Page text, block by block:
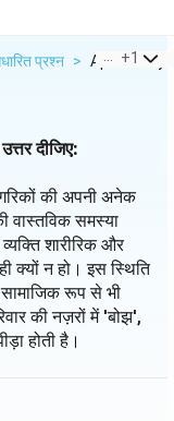
प्रश्न > Apitu+1
दीजिए:
की अपनी अनेक
वास्तविक समस्या
शारीरिक और
क्यों न हो। इस स्थिति
रूप से भी
की नज़रों में 'बोझ',
होती है।